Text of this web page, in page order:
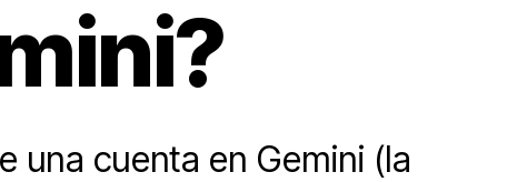
una cuenta en Gemini (la